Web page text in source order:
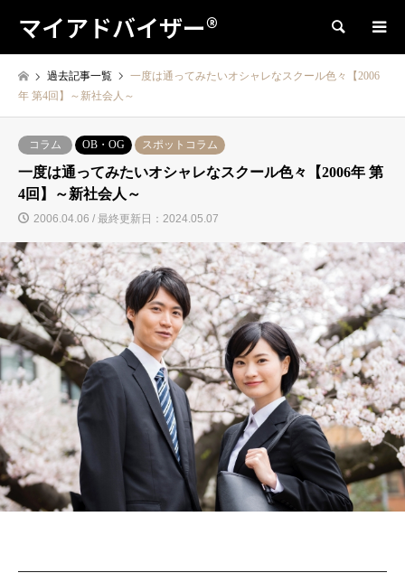
マイアドバイザー® 検索
過去記事一覧
一度は通ってみたいオシャレなスクール色々【2006
年 第4回】～新社会人～
コラム OB・OG スポットコラム
一度は通ってみたいオシャレなスクール色々【2006年 第
4回】～新社会人～
2006.04.06 / 最終更新日：2024.05.07